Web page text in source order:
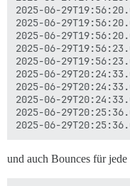
2025-06-
2025-06-
2025-06-
2025-06-
2025-06-
2025-06-
2025-06-
2025-06-
2025-06-
und auch Bounces für